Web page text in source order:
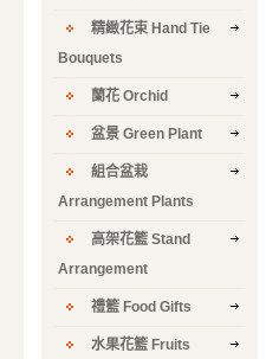
精緻花束 Hand Tie
Bouquets
蘭花 Orchid
盆景 Green Plant
組合盆栽
Arrangement Plants
高架花籃 Stand
Arrangement
禮籃 Food Gifts
水果花籃 Fruits